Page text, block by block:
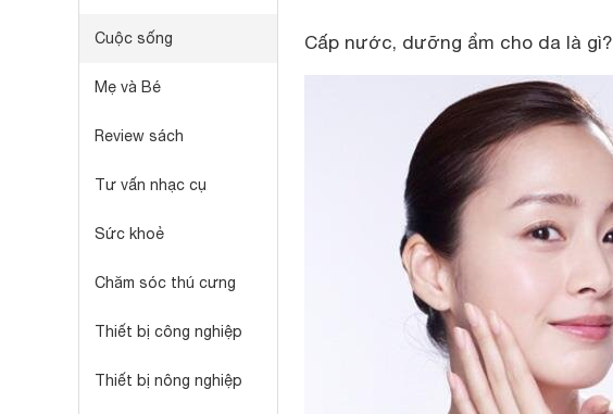
Cuộc sống
Mẹ và Bé
Review sách
Tư vấn nhạc cụ
Sức khoẻ
Chăm sóc thú cưng
Thiết bị công nghiệp
Thiết bị nông nghiệp
Cấp nước, dưỡng ẩm cho da là gì?